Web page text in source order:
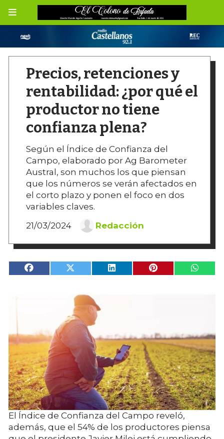
Precios, retenciones y
rentabilidad: ¿por qué el
productor no tiene
confianza plena?
Según el Índice de Confianza del
Campo, elaborado por Ag Barometer
Austral, son muchos los que piensan
que los números se verán afectados en
el corto plazo y ponen el foco en dos
variables claves.
21/03/2024
Redacción
El Índice de Confianza del Campo reveló,
además, que el 54% de los productores piensa